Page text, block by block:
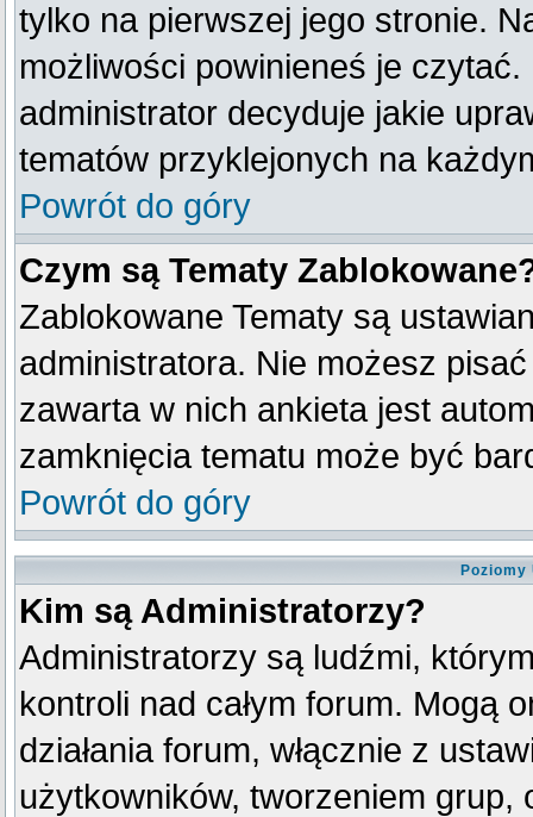
tylko na pierwszej jego stronie.
możliwości powinieneś je czytać.
administrator decyduje jakie
tematów przyklejonych na
Powrót do góry
Czym są Tematy
Zablokowane Tematy są
administratora. Nie możesz
zawarta w nich ankieta jest
zamknięcia tematu może być
Powrót do góry
Kim są Administratorzy?
Administratorzy są ludźmi,
kontroli nad całym forum. Mogą
działania forum, włącznie z
użytkowników, tworzeniem grup,